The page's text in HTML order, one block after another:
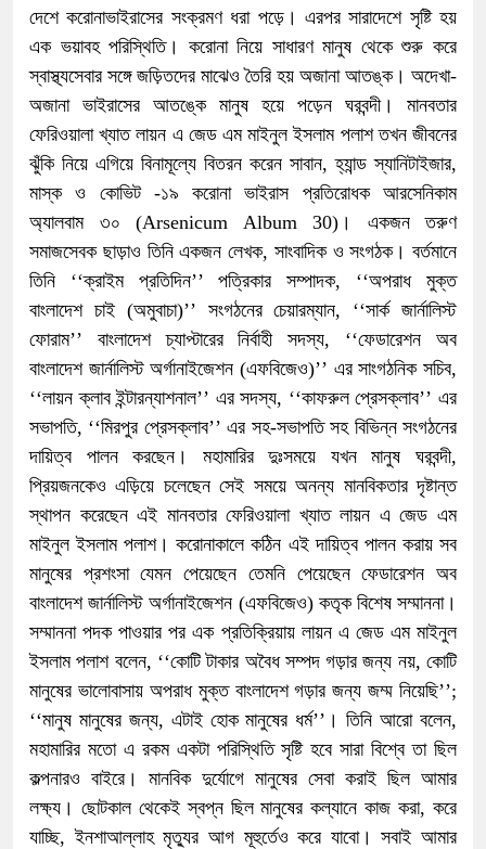
দেশে করোনাভাইরাসের সংক্রমণ ধরা পড়ে। এরপর সারাদেশে সৃষ্টি হয়
এক ভয়াবহ পরিস্থিতি। করোনা নিয়ে সাধারণ মানুষ থেকে শুরু করে
স্বাস্থ্যসেবার সঙ্গে জড়িতদের মাঝেও তৈরি হয় অজানা আতঙ্ক। অদেখা-
অজানা ভাইরাসের আতঙ্কে মানুষ হয়ে পড়েন ঘরবন্দী। মানবতার
ফেরিওয়ালা খ্যাত লায়ন এ জেড এম মাইনুল ইসলাম পলাশ তখন জীবনের
ঝুঁকি নিয়ে এগিয়ে বিনামূল্যে বিতরন করেন সাবান, হ্যান্ড স্যানিটাইজার,
মাস্ক ও কোভিট -১৯ করোনা ভাইরাস প্রতিরোধক আরসেনিকাম
অ্যালবাম ৩০ (Arsenicum Album 30)। একজন তরুণ
সমাজসেবক ছাড়াও তিনি একজন লেখক, সাংবাদিক ও সংগঠক। বর্তমানে
তিনি ‘‘ক্রাইম প্রতিদিন’’ পত্রিকার সম্পাদক, ‘‘অপরাধ মুক্ত
বাংলাদেশ চাই (অমুবাচা)’’ সংগঠনের চেয়ারম্যান, ‘‘সার্ক জার্নালিস্ট
ফোরাম’’ বাংলাদেশ চ্যাপ্টারের নির্বাহী সদস্য, ‘‘ফেডারেশন অব
বাংলাদেশ জার্নালিস্ট অর্গানাইজেশন (এফবিজেও)’’ এর সাংগঠনিক সচিব,
‘‘লায়ন ক্লাব ইন্টারন্যাশনাল’’ এর সদস্য, ‘‘কাফরুল প্রেসক্লাব’’ এর
সভাপতি, ‘‘মিরপুর প্রেসক্লাব’’ এর সহ-সভাপতি সহ বিভিন্ন সংগঠনের
দায়িত্ব পালন করছেন। মহামারির দুঃসময়ে যখন মানুষ ঘরবন্দী,
প্রিয়জনকেও এড়িয়ে চলেছেন সেই সময়ে অনন্য মানবিকতার দৃষ্টান্ত
স্থাপন করেছেন এই মানবতার ফেরিওয়ালা খ্যাত লায়ন এ জেড এম
মাইনুল ইসলাম পলাশ। করোনাকালে কঠিন এই দায়িত্ব পালন করায় সব
মানুষের প্রশংসা যেমন পেয়েছেন তেমনি পেয়েছেন ফেডারেশন অব
বাংলাদেশ জার্নালিস্ট অর্গানাইজেশন (এফবিজেও) কতৃক বিশেষ সম্মাননা।
সম্মাননা পদক পাওয়ার পর এক প্রতিক্রিয়ায় লায়ন এ জেড এম মাইনুল
ইসলাম পলাশ বলেন, ‘‘কোটি টাকার অবৈধ সম্পদ গড়ার জন্য নয়, কোটি
মানুষের ভালোবাসায় অপরাধ মুক্ত বাংলাদেশ গড়ার জন্য জম্ম নিয়েছি’’;
‘‘মানুষ মানুষের জন্য, এটাই হোক মানুষের ধর্ম’’। তিনি আরো বলেন,
মহামারির মতো এ রকম একটা পরিস্থিতি সৃষ্টি হবে সারা বিশ্বে তা ছিল
কল্পনারও বাইরে। মানবিক দুর্যোগে মানুষের সেবা করাই ছিল আমার
লক্ষ্য। ছোটকাল থেকেই স্বপ্ন ছিল মানুষের কল্যানে কাজ করা, করে
যাচ্ছি, ইনশাআল্লাহ মৃত্যুর আগ মূহুর্তেও করে যাবো। সবাই আমার